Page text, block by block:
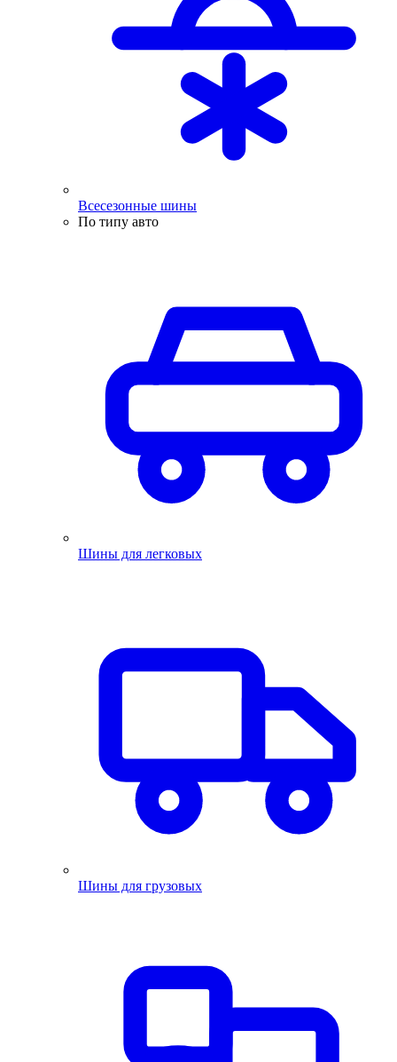
Всесезонные шины
По типу авто
Шины для легковых
Шины для грузовых